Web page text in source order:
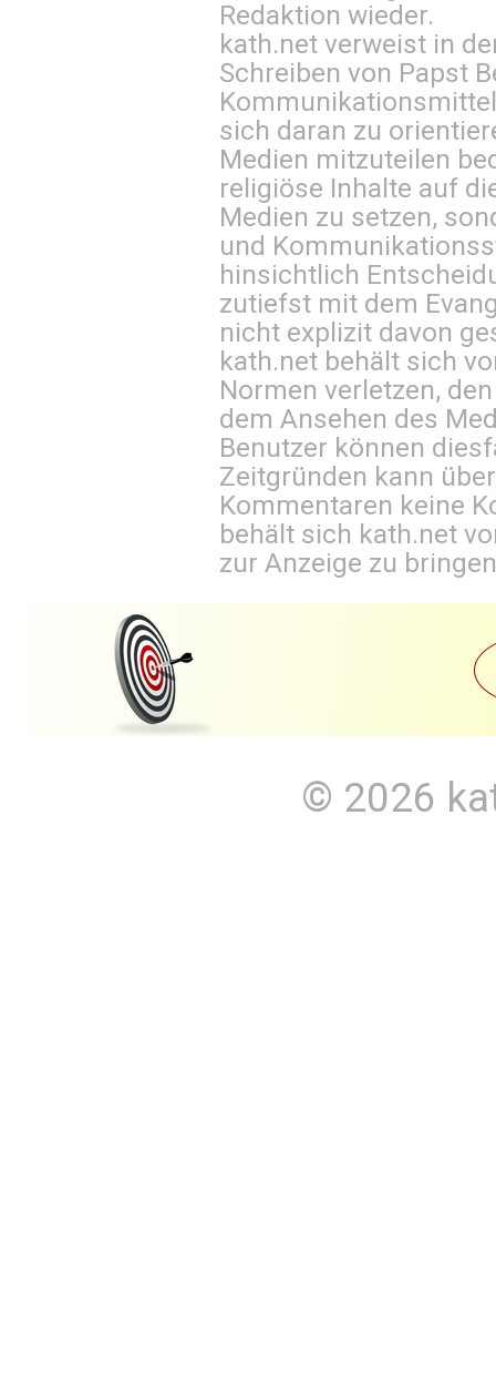
Redaktion wieder.
kath.net verweist in
Schreiben von Papst
sich daran zu
Medien mitzuteilen
religiöse Inhalte auf
Medien zu setzen,
und
hinsichtlich
zutiefst mit dem
nicht explizit davon
kath.net behält sich
Normen verletzen,
dem Ansehen des
Benutzer können
Zeitgründen kann
Kommentaren keine
behält sich kath.net
zur Anzeige zu
© 2026